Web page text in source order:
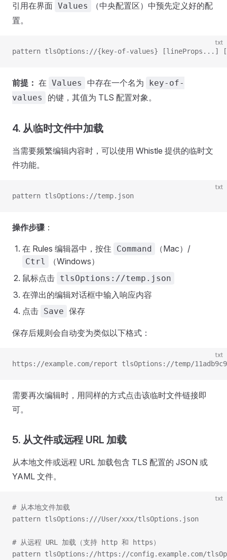
引用在界面 Values
（中央配置区）中预先定义好的配
置。
txt
pattern tlsOptions://{key-of-values}
前提： 在 Values 中存在一个名为
key-of-
values
的键，其值为 TLS 配置对象。
4. 从临时文件中加载
当需要频繁编辑内容时，可以使用 Whistle 提供的临时文
件功能。
txt
pattern tlsOptions://temp.json
操作步骤：
在 Rules 编辑器中，按住 Command （Mac）/
Ctrl
（Windows）
鼠标点击 tlsOptions://temp.json
在弹出的编辑对话框中输入响应内容
点击 Save 保存
保存后规则会自动变为类似以下格式：
txt
https://example.com/report tlsOptions://temp/
需要再次编辑时，用同样的方式点击该临时文件链接即
可。
5. 从文件或远程 URL 加载
从本地文件或远程 URL 加载包含 TLS 配置的 JSON 或
YAML 文件。
txt
# 从本地文件加载
pattern tlsOptions:///User/xxx/tlsOptions.json
# 从远程 URL 加载（支持 http 和 https）
pattern tlsOptions://https://config.example.com/